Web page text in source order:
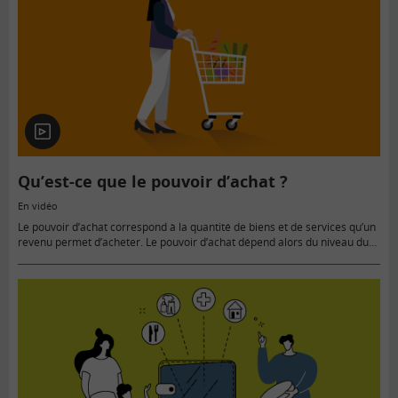
En
vidéo
Qu’est-ce que le pouvoir d’achat ?
En vidéo
Le pouvoir d’achat correspond à la quantité de biens et de services qu’un
revenu permet d’acheter. Le pouvoir d’achat dépend alors du niveau du